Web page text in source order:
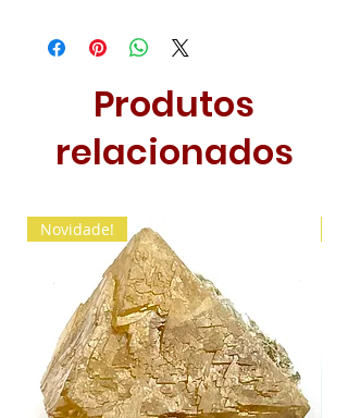
Produtos
relacionados
Novidade!